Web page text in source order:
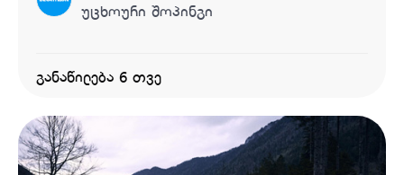
უცხოური შოპინგი
განაწილება 6 თვე